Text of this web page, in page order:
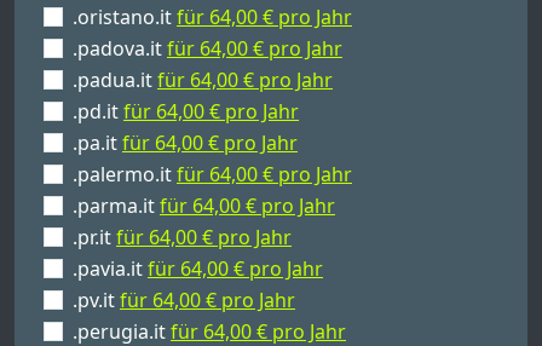
.oristano.itfür 64,00 € pro Jahr
.padova.itfür 64,00 € pro Jahr
.padua.itfür 64,00 € pro Jahr
.pd.itfür 64,00 € pro Jahr
.pa.itfür 64,00 € pro Jahr
.palermo.itfür 64,00 € pro Jahr
.parma.itfür 64,00 € pro Jahr
.pr.itfür 64,00 € pro Jahr
.pavia.itfür 64,00 € pro Jahr
.pv.itfür 64,00 € pro Jahr
.perugia.itfür 64,00 € pro Jahr